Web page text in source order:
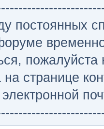
постоянных
странице